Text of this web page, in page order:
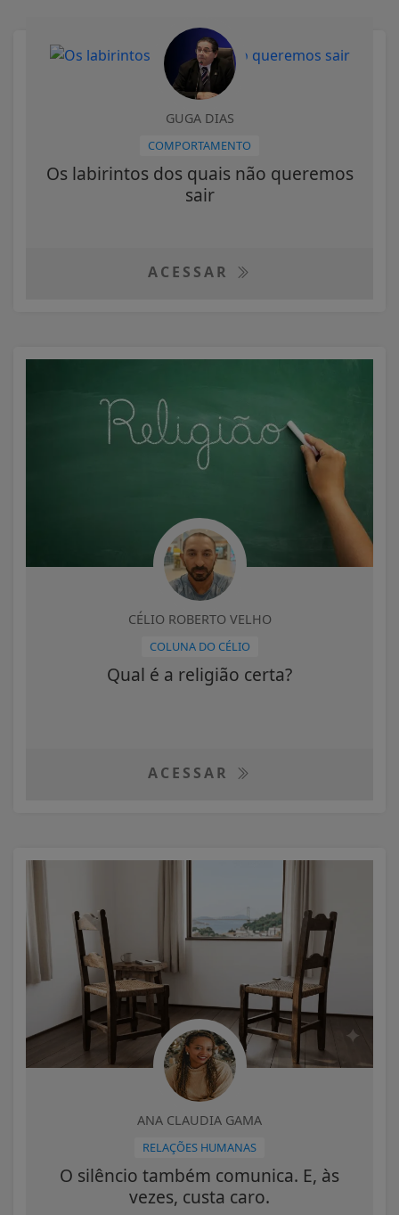
GUGA DIAS
COMPORTAMENTO
Os labirintos dos quais não queremos
sair
ACESSAR
CÉLIO ROBERTO VELHO
COLUNA DO CÉLIO
Qual é a religião certa?
ACESSAR
ANA CLAUDIA GAMA
RELAÇÕES HUMANAS
O silêncio também comunica. E, às
vezes, custa caro.